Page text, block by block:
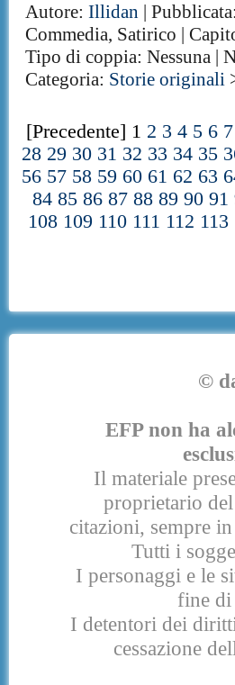
Autore:Illidan |
Commedia, Satirico |
Tipo di coppia: Nessuna |
Categoria: Storie originali
[Precedente] 1 2 3 4 5 6 7
28 29 30 31 32 33 34 35
56 57 58 59 60 61 62 63
84 85 86 87 88 89 90 91
108 109 110 111 112 113
©
EFP non ha
Il materiale
proprietario
citazioni, sempre
Tutti i
I personaggi e le
fine
I detentori dei
cessazione